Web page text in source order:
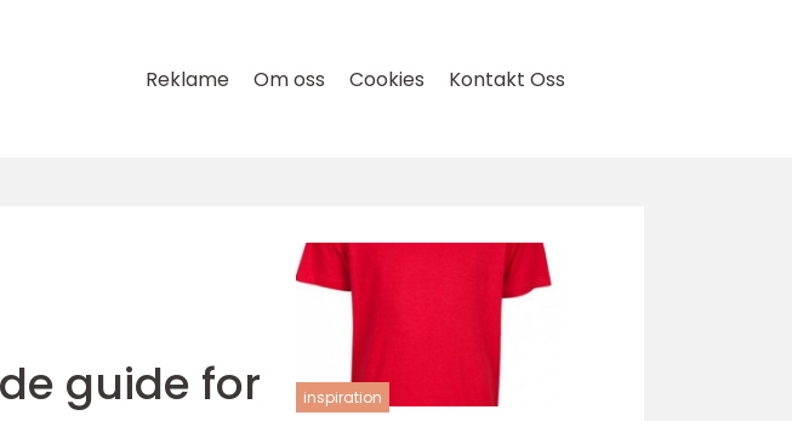
Reklame Om oss Cookies Kontakt Oss
guide for
inspiration